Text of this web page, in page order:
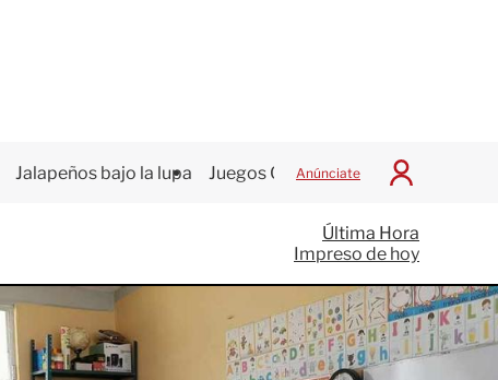
Jalapeños bajo la lupa Juegos Centroamericanos
Anúnciate
I
c
i
a
r
S
e
s
Última Hora
Impreso de hoy